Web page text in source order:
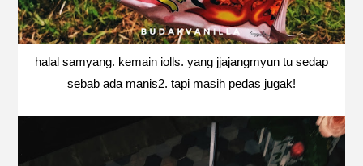
halal samyang. kemain iolls. yang jjajangmyun tu sedap
sebab ada manis2. tapi masih pedas jugak!